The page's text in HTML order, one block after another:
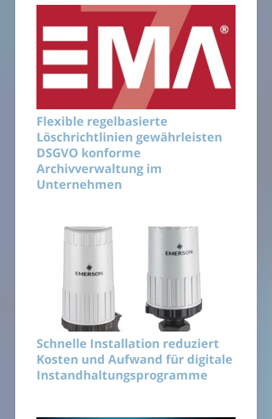
Flexible regelbasierte
Löschrichtlinien gewährleisten
DSGVO konforme
Archivverwaltung im
Unternehmen
Schnelle Installation reduziert
Kosten und Aufwand für digitale
Instandhaltungsprogramme